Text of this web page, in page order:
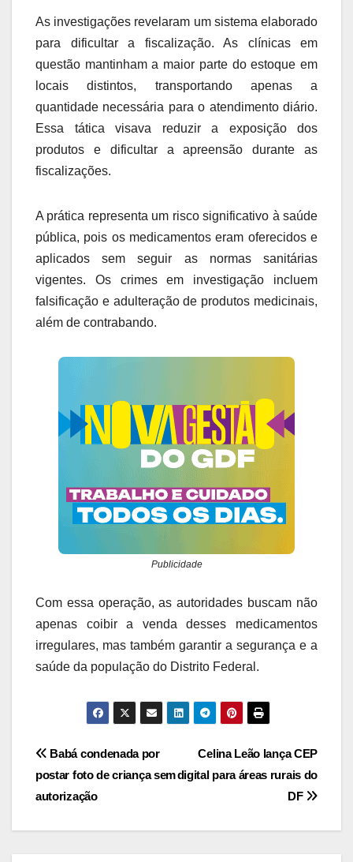
As investigações revelaram um sistema elaborado
para dificultar a fiscalização. As clínicas em
questão mantinham a maior parte do estoque em
locais distintos, transportando apenas a
quantidade necessária para o atendimento diário.
Essa tática visava reduzir a exposição dos
produtos e dificultar a apreensão durante as
fiscalizações.
A prática representa um risco significativo à saúde
pública, pois os medicamentos eram oferecidos e
aplicados sem seguir as normas sanitárias
vigentes. Os crimes em investigação incluem
falsificação e adulteração de produtos medicinais,
além de contrabando.
Publicidade
Com essa operação, as autoridades buscam não
apenas coibir a venda desses medicamentos
irregulares, mas também garantir a segurança e a
saúde da população do Distrito Federal.
Navegação
de
Post
Celina Leão lança CEP
digital para áreas rurais do
DF
Babá condenada por
postar foto de criança sem
autorização